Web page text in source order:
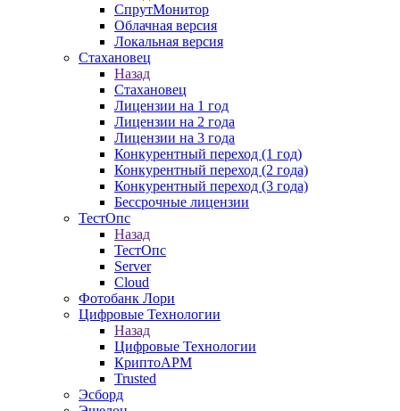
СпрутМонитор
Облачная версия
Локальная версия
Стахановец
Назад
Стахановец
Лицензии на 1 год
Лицензии на 2 года
Лицензии на 3 года
Конкурентный переход (1 год)
Конкурентный переход (2 года)
Конкурентный переход (3 года)
Бессрочные лицензии
ТестОпс
Назад
ТестОпс
Server
Cloud
Фотобанк Лори
Цифровые Технологии
Назад
Цифровые Технологии
КриптоАРМ
Trusted
Эсборд